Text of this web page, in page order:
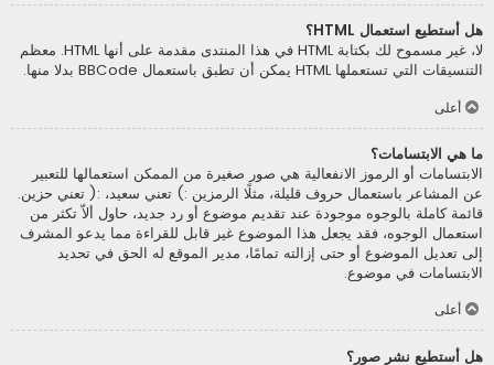
هل أستطيع استعمال HTML؟
لا، غير مسموح لك بكتابة HTML في هذا المنتدى مقدمة على أنها HTML. معظم
التنسيقات التي تستعملها HTML يمكن أن تطبق باستعمال BBCode بدلا منها.
أعلى
ما هي الابتسامات؟
الابتسامات أو الرموز الانفعالية هي صور صغيرة من الممكن استعمالها للتعبير
عن المشاعر باستعمال حروف قليلة، مثلًا الرمزين :) تعني سعيد، :( تعني حزين.
قائمة كاملة بالوجوه موجودة عند تقديم موضوع أو رد جديد، حاول ألاّ تكثر من
استعمال الوجوه، فقد يجعل هذا الموضوع غير قابل للقراءة مما يدعو المشرف
إلى تعديل الموضوع أو حتى إزالته تمامًا، مدير الموقع له الحق في تحديد
الابتسامات في موضوع.
أعلى
هل أستطيع نشر صور؟